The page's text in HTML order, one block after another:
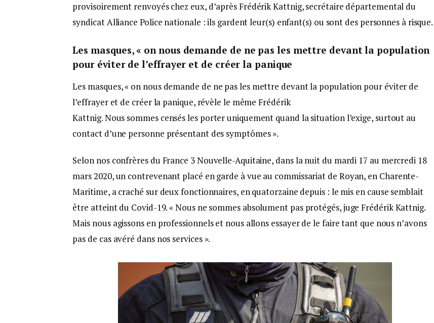
provisoirement renvoyés chez eux, d’après Frédérik Kattnig, secrétaire départemental du
syndicat Alliance Police nationale : ils gardent leur(s) enfant(s) ou sont des personnes à risque.
Les masques, « on nous demande de ne pas les mettre devant la population
pour éviter de l’effrayer et de créer la panique
Les masques, « on nous demande de ne pas les mettre devant la population pour éviter de
l’effrayer et de créer la panique, révèle le même Frédérik
Kattnig. Nous sommes censés les porter uniquement quand la situation l’exige, surtout au
contact d’une personne présentant des symptômes ».
Selon nos confrères du France 3 Nouvelle-Aquitaine, dans la nuit du mardi 17 au mercredi 18
mars 2020, un contrevenant placé en garde à vue au commissariat de Royan, en Charente-
Maritime, a craché sur deux fonctionnaires, en quatorzaine depuis : le mis en cause semblait
être atteint du Covid-19. « Nous ne sommes absolument pas protégés, juge Frédérik Kattnig.
Mais nous agissons en professionnels et nous allons essayer de le faire tant que nous n’avons
pas de cas avéré dans nos services ».